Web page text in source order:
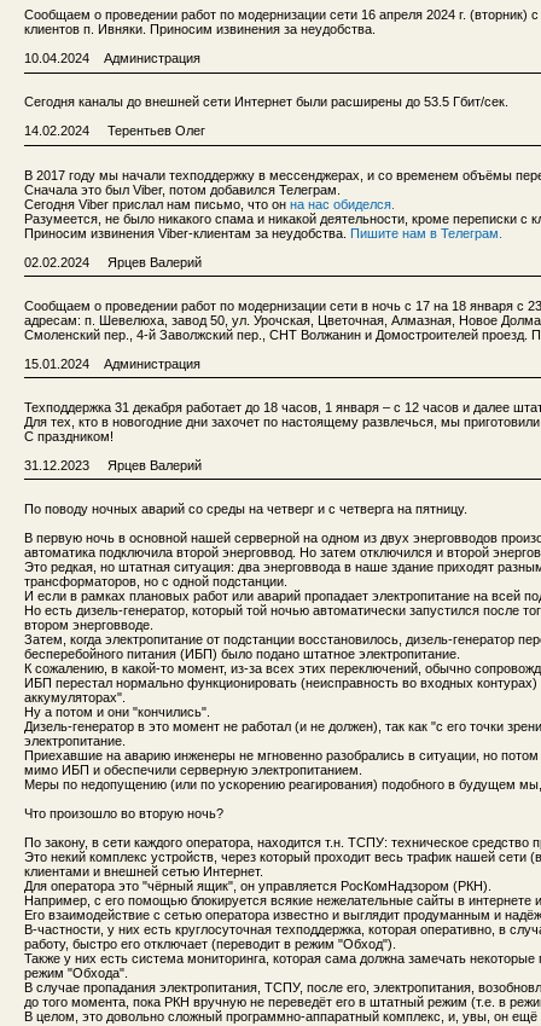
Сообщаем о проведении работ по модернизации сети 16 апреля 2024 г. (вторник)
клиентов п. Ивняки. Приносим извинения за неудобства.
10.04.2024 Администрация
Сегодня каналы до внешней сети Интернет были расширены до 53.5 Гбит/сек.
14.02.2024 Терентьев Олег
В 2017 году мы начали техподдержку в мессенджерах, и со временем объёмы
Сначала это был Viber, потом добавился Телеграм.
Сегодня Viber прислал нам письмо, что он на нас обиделся.
Разумеется, не было никакого спама и никакой деятельности, кроме переписки с
Приносим извинения Viber-клиентам за неудобства. Пишите нам в Телеграм.
02.02.2024 Ярцев Валерий
Сообщаем о проведении работ по модернизации сети в ночь с 17 на 18 января с
адресам: п. Шевелюха, завод 50, ул. Урочская, Цветочная, Алмазная, Новое
Смоленский пер., 4-й Заволжский пер., СНТ Волжанин и Домостроителей проезд.
15.01.2024 Администрация
Техподдержка 31 декабря работает до 18 часов, 1 января – с 12 часов и далее
Для тех, кто в новогодние дни захочет по настоящему развлечься, мы
С праздником!
31.12.2023 Ярцев Валерий
По поводу ночных аварий со среды на четверг и с четверга на пятницу.
В первую ночь в основной нашей серверной на одном из двух энерговводов
автоматика подключила второй энерговвод. Но затем отключился и второй
Это редкая, но штатная ситуация: два энерговвода в наше здание приходят
трансформаторов, но с одной подстанции.
И если в рамках плановых работ или аварий пропадает электропитание на всей
Но есть дизель-генератор, который той ночью автоматически запустился после
втором энерговводе.
Затем, когда электропитание от подстанции восстановилось, дизель-генератор
бесперебойного питания (ИБП) было подано штатное электропитание.
К сожалению, в какой-то момент, из-за всех этих переключений, обычно
ИБП перестал нормально функционировать (неисправность во входных
аккумуляторах".
Ну а потом и они "кончились".
Дизель-генератор в это момент не работал (и не должен), так как "с его точки
электропитание.
Приехавшие на аварию инженеры не мгновенно разобрались в ситуации, но
мимо ИБП и обеспечили серверную электропитанием.
Меры по недопущению (или по ускорению реагирования) подобного в будущем
Что произошло во вторую ночь?
По закону, в сети каждого оператора, находится т.н. ТСПУ: техническое средство
Это некий комплекс устройств, через который проходит весь трафик нашей
клиентами и внешней сетью Интернет.
Для оператора это "чёрный ящик", он управляется РосКомНадзором (РКН).
Например, с его помощью блокируется всякие нежелательные сайты в интернете
Его взаимодействие с сетью оператора известно и выглядит продуманным и
В-частности, у них есть круглосуточная техподдержка, которая оперативно, в
работу, быстро его отключает (переводит в режим "Обход").
Также у них есть система мониторинга, которая сама должна замечать
режим "Обхода".
В случае пропадания электропитания, ТСПУ, после его, электропитания,
до того момента, пока РКН вручную не переведёт его в штатный режим (т.е. в
В целом, это довольно сложный программно-аппаратный комплекс, и, увы, он